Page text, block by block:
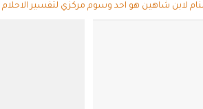
لابن شاهين هو احد وسوم مركزي لتفسير الاحلام